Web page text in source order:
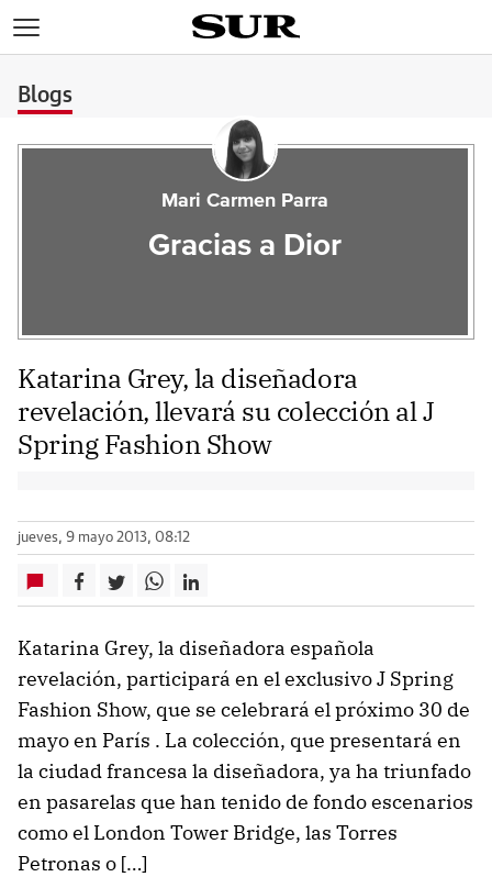
Blogs
Mari Carmen Parra
Gracias a Dior
Katarina Grey, la diseñadora
revelación, llevará su colección al J
Spring Fashion Show
jueves, 9 mayo 2013, 08:12
Katarina Grey, la diseñadora española
revelación, participará en el exclusivo J Spring
Fashion Show, que se celebrará el próximo 30 de
mayo en París . La colección, que presentará en
la ciudad francesa la diseñadora, ya ha triunfado
en pasarelas que han tenido de fondo escenarios
como el London Tower Bridge, las Torres
Petronas o […]